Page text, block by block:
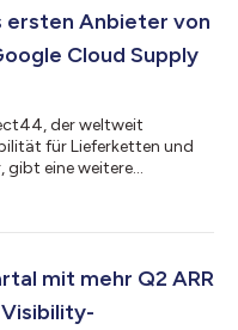
wurde als Challenger im
Anbieter von
Cloud Supply
der weltweit
für Lieferketten und
gibt eine weitere
ist project44 der
Lösung Supply Chain
mit mehr Q2 ARR